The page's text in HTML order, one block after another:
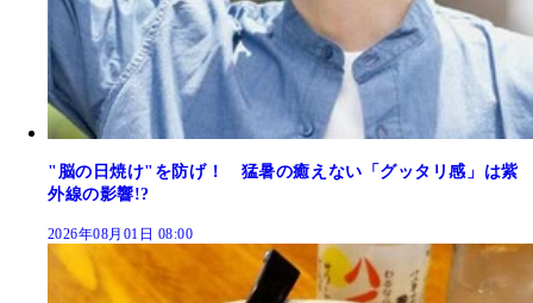
"脳の日焼け"を防げ！ 猛暑の癒えない「グッタリ感」は紫
外線の影響!?
2026年08月01日 08:00